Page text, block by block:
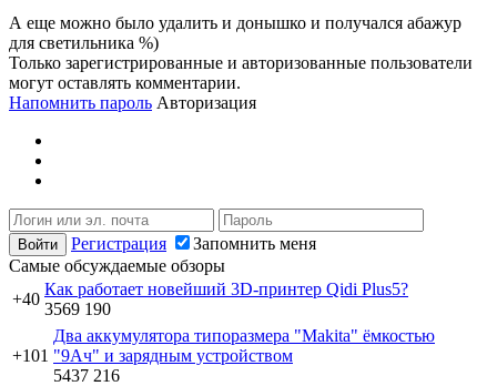
А еще можно было удалить и донышко и получался абажур
для светильника %)
Только зарегистрированные и авторизованные пользователи
могут оставлять комментарии.
Напомнить пароль Авторизация
Регистрация
Запомнить меня
Самые обсуждаемые обзоры
+40
Как работает новейший 3D-принтер Qidi Plus5?
3569 190
+101
Два аккумулятора типоразмера "Makita" ёмкостью
"9Ач" и зарядным устройством
5437 216